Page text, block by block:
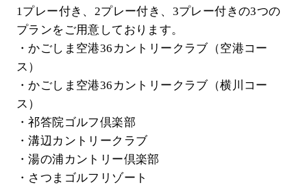
1プレー付き、2プレー付き、3プレー付きの3つの
プランをご用意しております。
・かごしま空港36カントリークラブ（空港コー
ス）
・かごしま空港36カントリークラブ（横川コー
ス）
・祁答院ゴルフ倶楽部
・溝辺カントリークラブ
・湯の浦カントリー倶楽部
・さつまゴルフリゾート